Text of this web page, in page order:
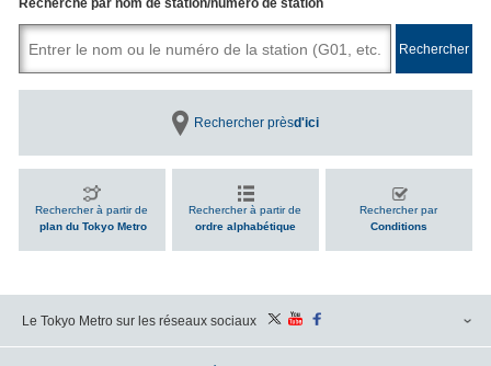
Recherche par nom de station/numéro de station
Rechercher à partir de
plan du Tokyo Metro
Rechercher à partir de
ordre alphabétique
Rechercher par
Conditions
Rechercher prèsd'ici
Le Tokyo Metro sur les réseaux sociaux